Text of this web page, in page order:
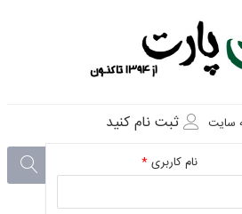
سایت
نام کاربری*
ثبت نام کنید